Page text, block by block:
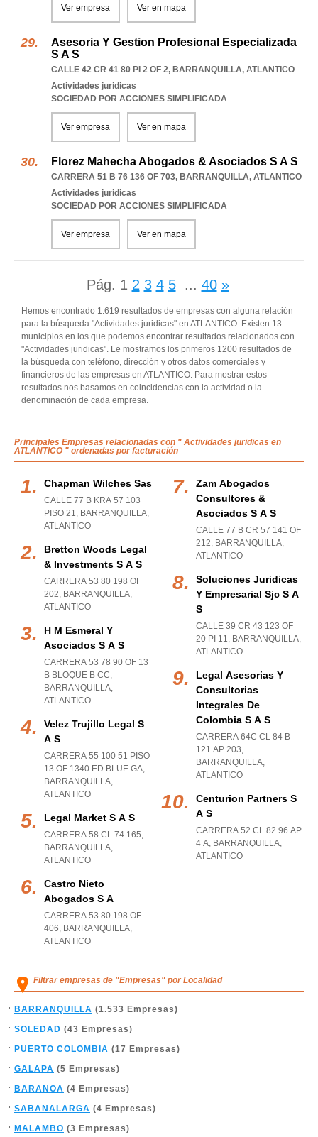
Ver empresa Ver en mapa
Asesoria Y Gestion Profesional Especializada
S A S
CALLE 42 CR 41 80 PI 2 OF 2, BARRANQUILLA, ATLANTICO
Actividades juridicas
SOCIEDAD POR ACCIONES SIMPLIFICADA
Ver empresa Ver en mapa
Florez Mahecha Abogados & Asociados S A S
CARRERA 51 B 76 136 OF 703, BARRANQUILLA, ATLANTICO
Actividades juridicas
SOCIEDAD POR ACCIONES SIMPLIFICADA
Ver empresa Ver en mapa
Pág. 1 2 3 4 5 ... 40 »
Hemos encontrado 1.619 resultados de empresas con alguna relación
para la búsqueda "Actividades juridicas" en ATLANTICO. Existen 13
municipios en los que podemos encontrar resultados relacionados con
"Actividades juridicas". Le mostramos los primeros 1200 resultados de
la búsqueda con teléfono, dirección y otros datos comerciales y
financieros de las empresas en ATLANTICO. Para mostrar estos
resultados nos basamos en coincidencias con la actividad o la
denominación de cada empresa.
Principales Empresas relacionadas con " Actividades juridicas en
ATLANTICO " ordenadas por facturación
Chapman Wilches Sas
CALLE 77 B KRA 57 103
PISO 21, BARRANQUILLA,
ATLANTICO
Bretton Woods Legal
& Investments S A S
CARRERA 53 80 198 OF
202, BARRANQUILLA,
ATLANTICO
H M Esmeral Y
Asociados S A S
CARRERA 53 78 90 OF 13
B BLOQUE B CC,
BARRANQUILLA,
ATLANTICO
Velez Trujillo Legal S
A S
CARRERA 55 100 51 PISO
13 OF 1340 ED BLUE GA,
BARRANQUILLA,
ATLANTICO
Legal Market S A S
CARRERA 58 CL 74 165,
BARRANQUILLA,
ATLANTICO
Castro Nieto
Abogados S A
CARRERA 53 80 198 OF
406, BARRANQUILLA,
ATLANTICO
Zam Abogados
Consultores &
Asociados S A S
CALLE 77 B CR 57 141 OF
212, BARRANQUILLA,
ATLANTICO
Soluciones Juridicas
Y Empresarial Sjc S A
S
CALLE 39 CR 43 123 OF
20 PI 11, BARRANQUILLA,
ATLANTICO
Legal Asesorias Y
Consultorias
Integrales De
Colombia S A S
CARRERA 64C CL 84 B
121 AP 203,
BARRANQUILLA,
ATLANTICO
Centurion Partners S
A S
CARRERA 52 CL 82 96 AP
4 A, BARRANQUILLA,
ATLANTICO
Filtrar empresas de "Empresas" por Localidad
BARRANQUILLA (1.533 Empresas)
SOLEDAD (43 Empresas)
PUERTO COLOMBIA (17 Empresas)
GALAPA (5 Empresas)
BARANOA (4 Empresas)
SABANALARGA (4 Empresas)
MALAMBO (3 Empresas)